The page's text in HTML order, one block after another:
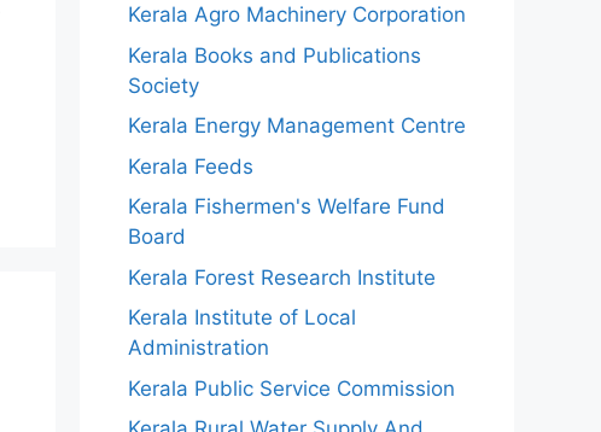
Kerala Agro Machinery Corporation
Kerala Books and Publications
Society
Kerala Energy Management Centre
Kerala Feeds
Kerala Fishermen's Welfare Fund
Board
Kerala Forest Research Institute
Kerala Institute of Local
Administration
Kerala Public Service Commission